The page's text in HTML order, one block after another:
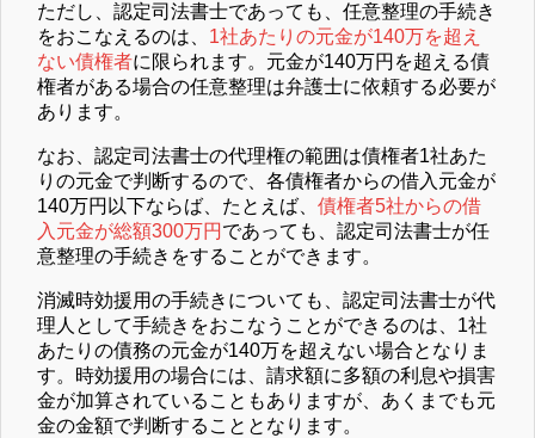
ただし、認定司法書士であっても、任意整理の手続き
をおこなえるのは、 1社あたりの元金が140万を超え
ない債権者に限られます。元金が140万円を超える債
権者がある場合の任意整理は弁護士に依頼する必要が
あります。
なお、認定司法書士の代理権の範囲は債権者1社あた
りの元金で判断するので、各債権者からの借入元金が
140万円以下ならば、たとえば、 債権者5社からの借
入元金が総額300万円 であっても、認定司法書士が任
意整理の手続きをすることができます。
消滅時効援用の手続きについても、認定司法書士が代
理人として手続きをおこなうことができるのは、1社
あたりの債務の元金が140万を超えない場合となりま
す。時効援用の場合には、請求額に多額の利息や損害
金が加算されていることもありますが、あくまでも元
金の金額で判断することとなります。